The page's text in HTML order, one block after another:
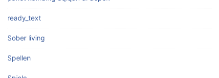
ready_text
Sober living
Spellen